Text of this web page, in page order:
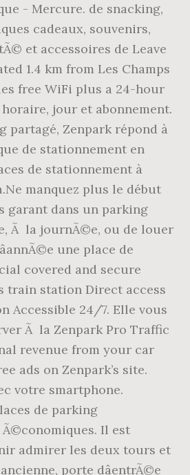
- Mercure. de snacking,
cadeaux, souvenirs,
et accessoires de Leave
1.4 km from Les Champs
free WiFi plus a 24-hour
jour et abonnement.
partagé, Zenpark répond à
de stationnement en
de stationnement à
manquez plus le début
garant dans un parking
Ã la journÃ©e, ou de louer
une place de
covered and secure
train station Direct access
Accessible 24/7. Elle vous
Ã la Zenpark Pro Traffic
revenue from your car
ads on Zenpark’s site.
votre smartphone.
de parking
Il est
admirer les deux tours et
porte dâentrÃ©e